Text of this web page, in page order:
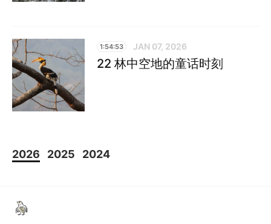
1:54:53 JAN 07, 2026
22 林中空地的童话时刻
2026 2025 2024